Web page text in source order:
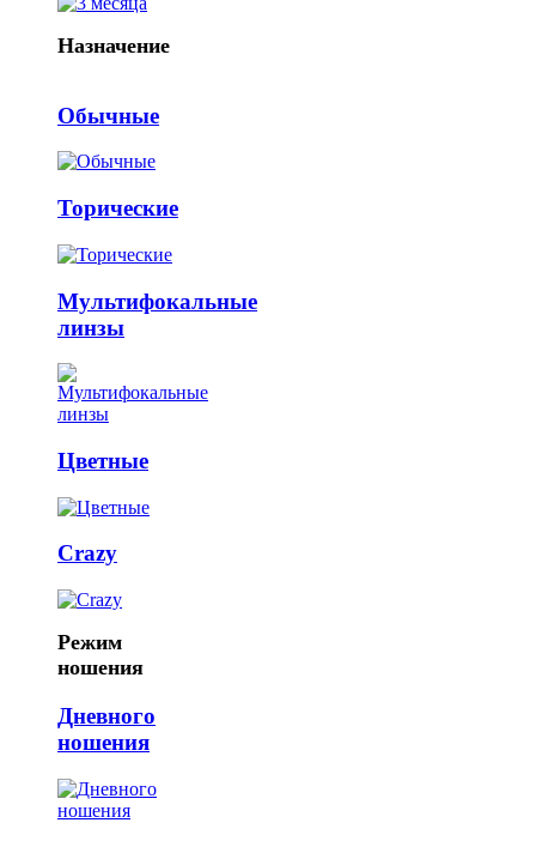
Назначение
Обычные
Торические
Мультифокальные
линзы
Цветные
Crazy
Режим
ношения
Дневного
ношения